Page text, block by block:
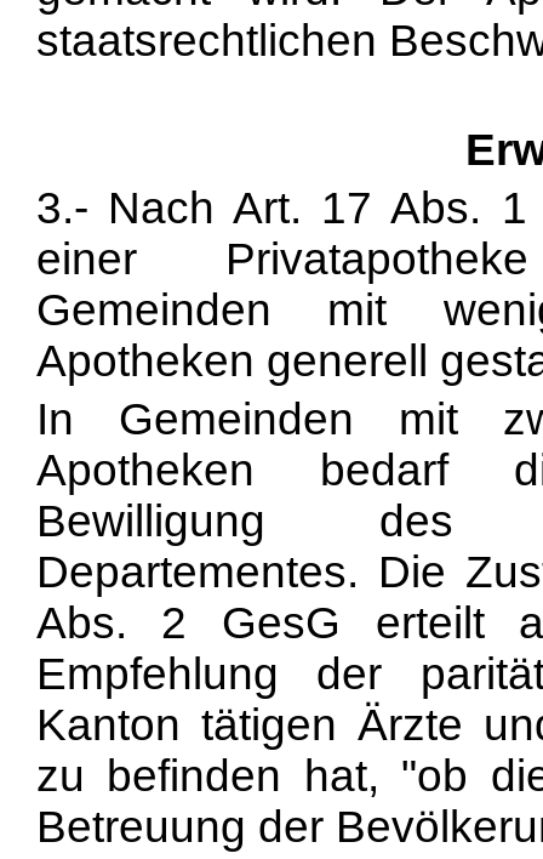
staatsrechtlichen
3.- Nach Art. 17 Abs.
einer
Gemeinden mit
Apotheken generell
In Gemeinden mit
Apotheken bedarf
Bewilligung des
Departementes. Die
Abs. 2 GesG erteilt
Empfehlung der
Kanton tätigen Ärzte
zu befinden hat, "ob
Betreuung der